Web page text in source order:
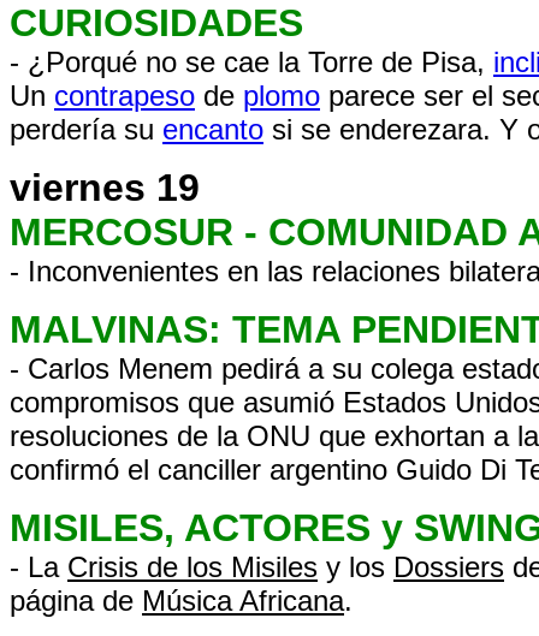
CURIOSIDADES
- ¿Porqué no se cae la Torre de Pisa,
Un contrapeso de plomo parece ser el
perdería su encanto si se enderezara. Y
viernes 19
MERCOSUR - COMUNIDAD
- Inconvenientes en las relaciones
MALVINAS: TEMA
- Carlos Menem pedirá a su colega
compromisos que asumió Estados
resoluciones de la ONU que exhortan a
confirmó el canciller argentino Guido Di
MISILES, ACTORES y
- La Crisis de los Misiles y los Dossiers
página de Música Africana.